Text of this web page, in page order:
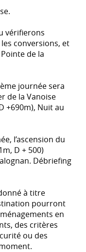
vérifierons
conversions, et
de la
journée sera
de la Vanoise
+690m), Nuit au
l’ascension du
D + 500)
Débriefing
à titre
pourront
en
des critères
ou des